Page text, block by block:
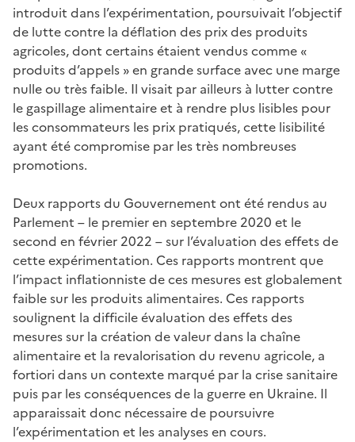
introduit dans l’expérimentation, poursuivait l’objectif
de lutte contre la déflation des prix des produits
agricoles, dont certains étaient vendus comme «
produits d’appels » en grande surface avec une marge
nulle ou très faible. Il visait par ailleurs à lutter contre
le gaspillage alimentaire et à rendre plus lisibles pour
les consommateurs les prix pratiqués, cette lisibilité
ayant été compromise par les très nombreuses
promotions.
Deux rapports du Gouvernement ont été rendus au
Parlement – le premier en septembre 2020 et le
second en février 2022 – sur l’évaluation des effets de
cette expérimentation. Ces rapports montrent que
l’impact inflationniste de ces mesures est globalement
faible sur les produits alimentaires. Ces rapports
soulignent la difficile évaluation des effets des
mesures sur la création de valeur dans la chaîne
alimentaire et la revalorisation du revenu agricole, a
fortiori dans un contexte marqué par la crise sanitaire
puis par les conséquences de la guerre en Ukraine. Il
apparaissait donc nécessaire de poursuivre
l’expérimentation et les analyses en cours.